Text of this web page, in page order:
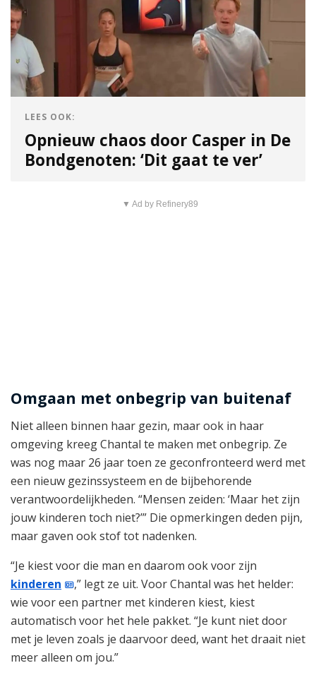
LEES OOK:
Opnieuw chaos door Casper in De
Bondgenoten: ‘Dit gaat te ver’
▼ Ad by Refinery89
Omgaan met onbegrip van buitenaf
Niet alleen binnen haar gezin, maar ook in haar
omgeving kreeg Chantal te maken met onbegrip. Ze
was nog maar 26 jaar toen ze geconfronteerd werd met
een nieuw gezinssysteem en de bijbehorende
verantwoordelijkheden. “Mensen zeiden: ‘Maar het zijn
jouw kinderen toch niet?’” Die opmerkingen deden pijn,
maar gaven ook stof tot nadenken.
“Je kiest voor die man en daarom ook voor zijn
kinderen
,” legt ze uit. Voor Chantal was het helder:
wie voor een partner met kinderen kiest, kiest
automatisch voor het hele pakket. “Je kunt niet door
met je leven zoals je daarvoor deed, want het draait niet
meer alleen om jou.”